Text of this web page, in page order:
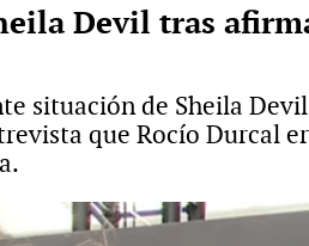
Devil tras
situación de Sheila
que Rocío Durcal